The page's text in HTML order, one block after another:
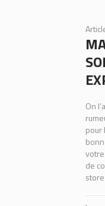
On
pour
de